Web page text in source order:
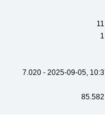
7.020 - 2025-09-05,